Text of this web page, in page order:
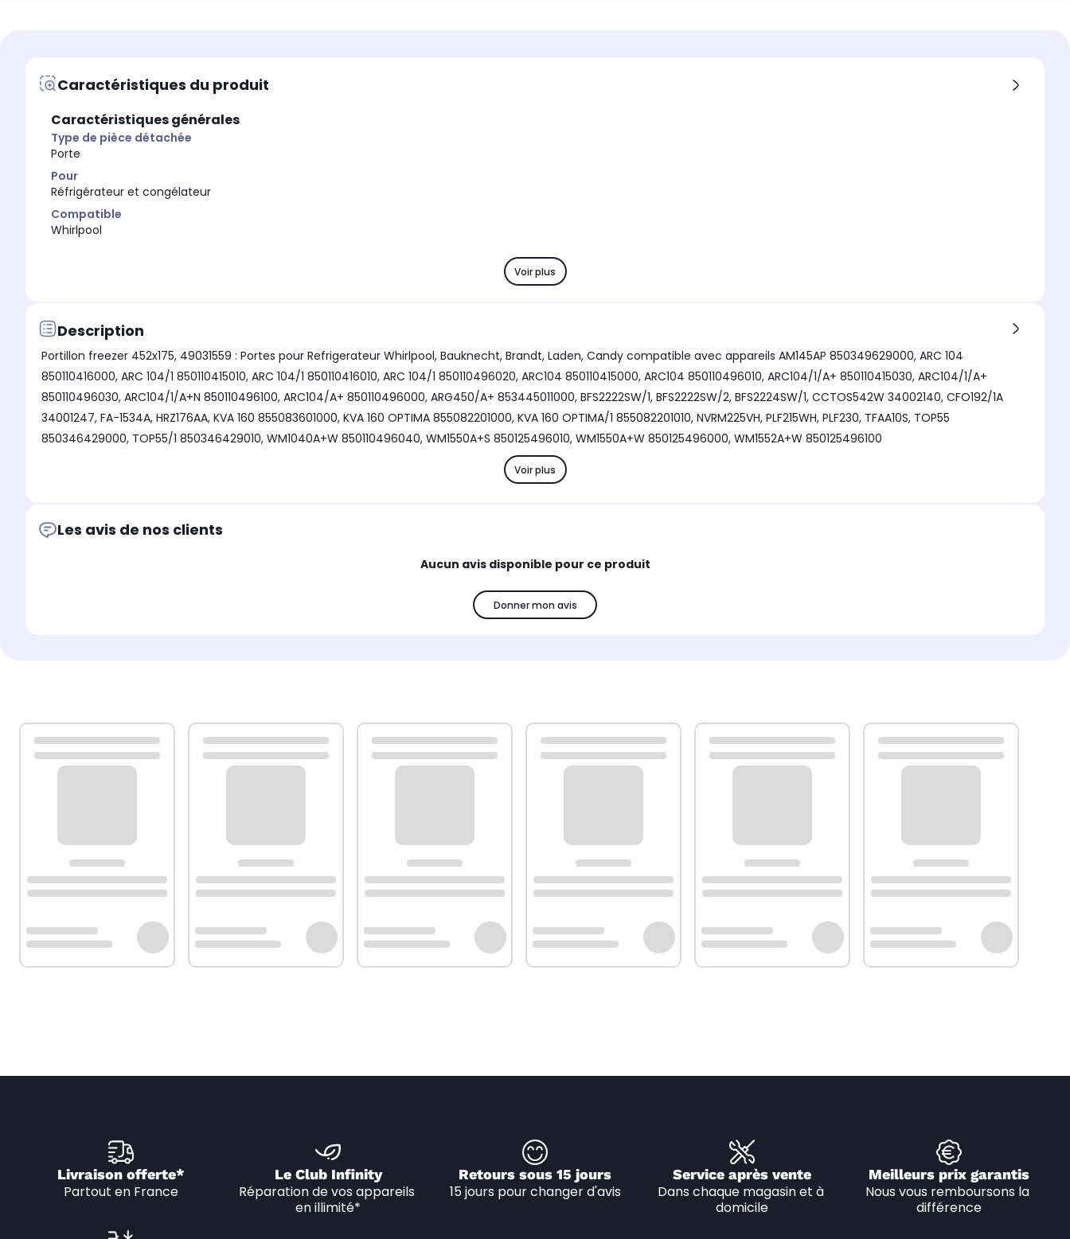
Caractéristiques du produit
Caractéristiques générales
Type de pièce détachée
Porte
Pour
Réfrigérateur et congélateur
Compatible
Whirlpool
Voir plus
Description
Portillon freezer 452x175, 49031559 : Portes pour Refrigerateur Whirlpool, Bauknecht, Brandt, Laden, Candy compatible avec appareils AM145AP 850349629000, ARC 104
850110416000, ARC 104/1 850110415010, ARC 104/1 850110416010, ARC 104/1 850110496020, ARC104 850110415000, ARC104 850110496010, ARC104/1/A+ 850110415030, ARC104/1/A+
850110496030, ARC104/1/A+N 850110496100, ARC104/A+ 850110496000, ARG450/A+ 853445011000, BFS2222SW/1, BFS2222SW/2, BFS2224SW/1, CCTOS542W 34002140, CFO192/1A
34001247, FA-1534A, HRZ176AA, KVA 160 855083601000, KVA 160 OPTIMA 855082201000, KVA 160 OPTIMA/1 855082201010, NVRM225VH, PLF215WH, PLF230, TFAA10S, TOP55
850346429000, TOP55/1 850346429010, WM1040A+W 850110496040, WM1550A+S 850125496010, WM1550A+W 850125496000, WM1552A+W 850125496100
Voir plus
Les avis de nos clients
Aucun avis disponible pour ce produit
Donner mon avis
Livraison offerte*
Partout en France
Le Club Infinity
Réparation de vos appareils
en illimité*
Retours sous 15 jours
15 jours pour changer d'avis
Service après vente
Dans chaque magasin et à
domicile
Meilleurs prix garantis
Nous vous remboursons la
différence